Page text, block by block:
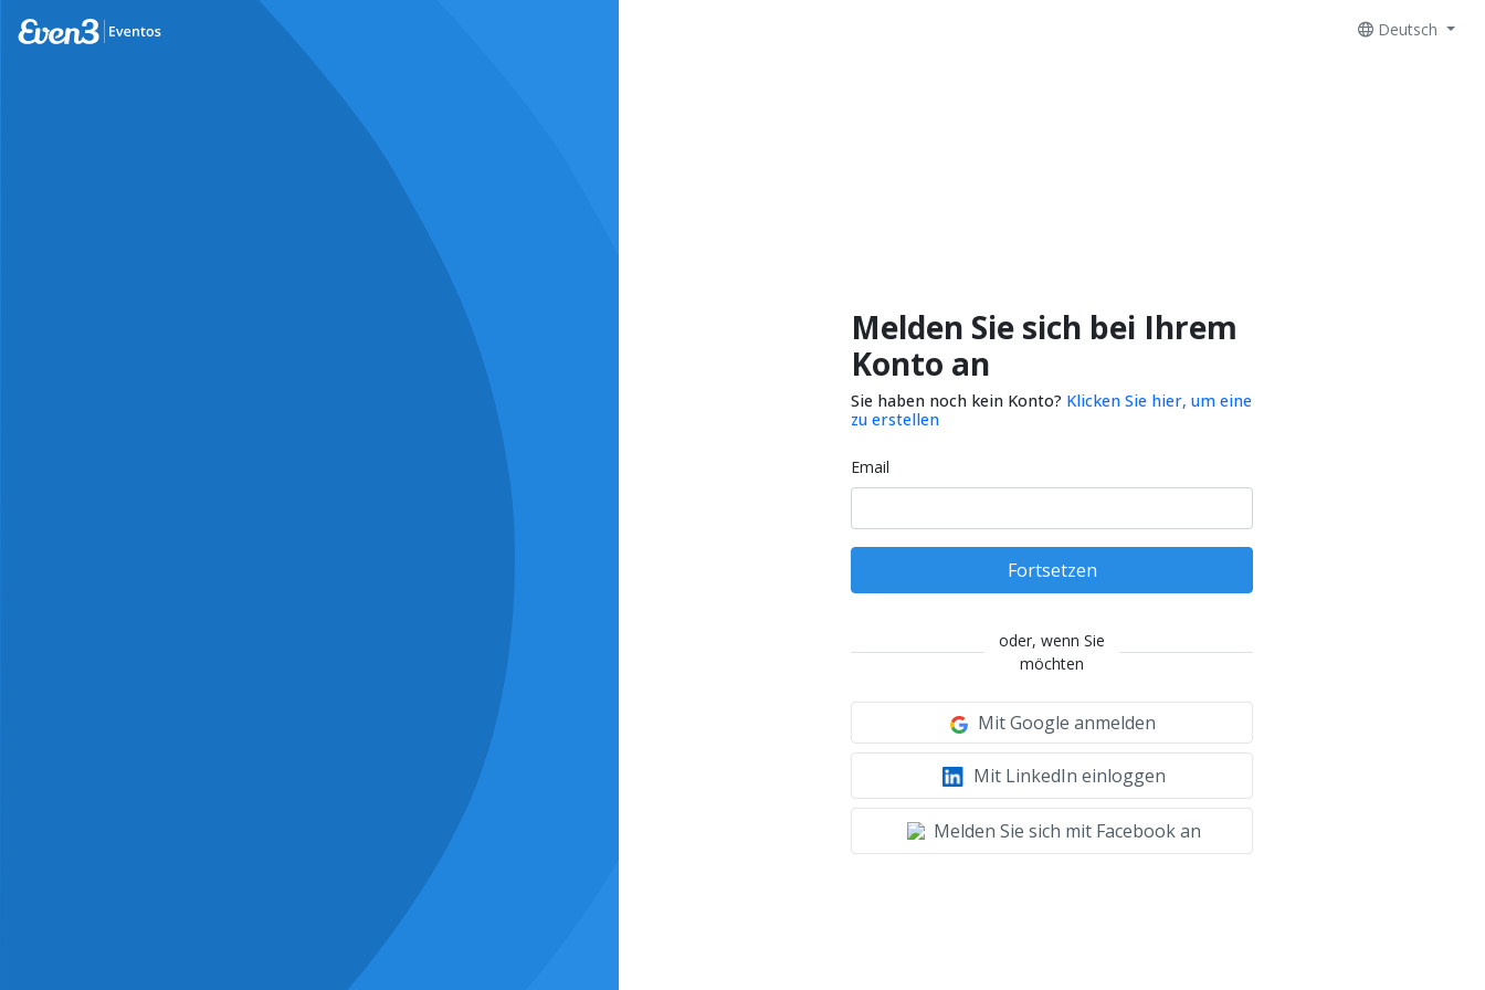
Deutsch
Melden Sie sich bei Ihrem
Konto an
Sie haben noch kein Konto? Klicken Sie hier, um eine
zu erstellen
Email
Fortsetzen
oder, wenn Sie
möchten
Mit Google anmelden
Mit LinkedIn einloggen
Melden Sie sich mit Facebook an